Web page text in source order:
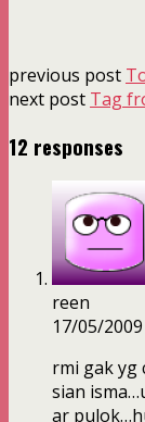
previous post
next post Tag
12 responses
reen
17/05/2009
rmi gak yg
sian
ar